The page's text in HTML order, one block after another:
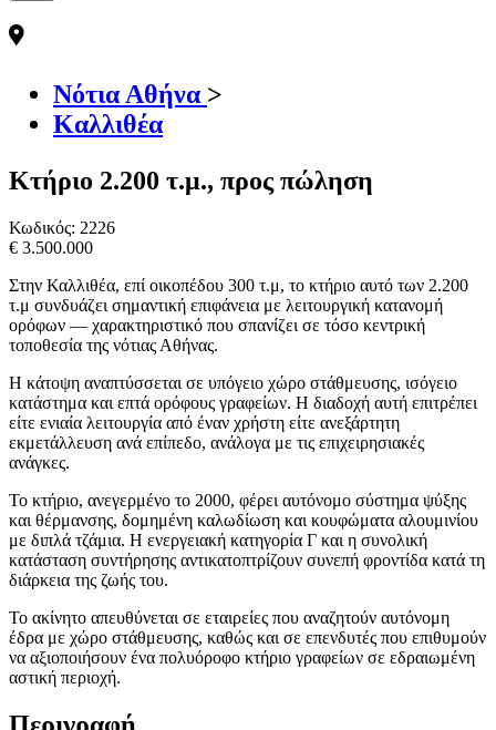
Νότια Αθήνα >
Καλλιθέα
Κτήριο 2.200 τ.μ., προς πώληση
Κωδικός: 2226
€ 3.500.000
Στην Καλλιθέα, επί οικοπέδου 300 τ.μ, το κτήριο αυτό των 2.200
τ.μ συνδυάζει σημαντική επιφάνεια με λειτουργική κατανομή
ορόφων — χαρακτηριστικό που σπανίζει σε τόσο κεντρική
τοποθεσία της νότιας Αθήνας.
Η κάτοψη αναπτύσσεται σε υπόγειο χώρο στάθμευσης, ισόγειο
κατάστημα και επτά ορόφους γραφείων. Η διαδοχή αυτή επιτρέπει
είτε ενιαία λειτουργία από έναν χρήστη είτε ανεξάρτητη
εκμετάλλευση ανά επίπεδο, ανάλογα με τις επιχειρησιακές
ανάγκες.
Το κτήριο, ανεγερμένο το 2000, φέρει αυτόνομο σύστημα ψύξης
και θέρμανσης, δομημένη καλωδίωση και κουφώματα αλουμινίου
με διπλά τζάμια. Η ενεργειακή κατηγορία Γ και η συνολική
κατάσταση συντήρησης αντικατοπτρίζουν συνεπή φροντίδα κατά τη
διάρκεια της ζωής του.
Το ακίνητο απευθύνεται σε εταιρείες που αναζητούν αυτόνομη
έδρα με χώρο στάθμευσης, καθώς και σε επενδυτές που επιθυμούν
να αξιοποιήσουν ένα πολυόροφο κτήριο γραφείων σε εδραιωμένη
αστική περιοχή.
Περιγραφή